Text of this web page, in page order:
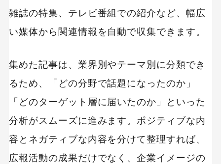
雑誌の特集、テレビ番組での紹介など、幅広
い媒体から関連情報を自動で収集できます。
集めた記事は、業界別やテーマ別に分類でき
るため、「どの分野で話題になったのか」
「どのターゲット層に届いたのか」といった
分析がスムーズに進みます。ポジティブな内
容とネガティブな内容を分けて整理すれば、
広報活動の成果だけでなく、企業イメージの